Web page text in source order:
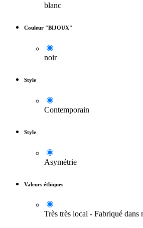
blanc
Couleur "BIJOUX"
noir
Style
Contemporain
Style
Asymétrie
Valeurs éthiques
Très très local - Fabriqué dans